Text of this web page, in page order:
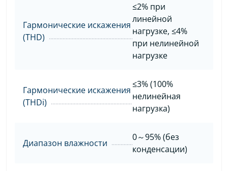
Гармонические искажения
(THD)
≤2% при
линейной
нагрузке, ≤4%
при нелинейной
нагрузке
Гармонические искажения
(THDi)
≤3% (100%
нелинейная
нагрузка)
Диапазон влажности
0～95% (без
конденсации)